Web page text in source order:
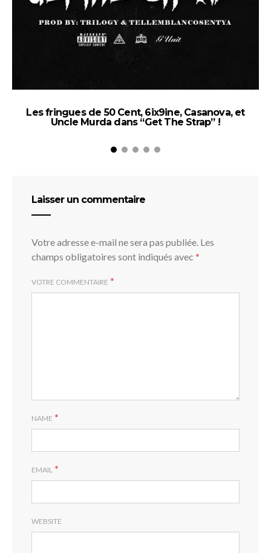
Les fringues de 50 Cent, 6ix9ine, Casanova, et
Uncle Murda dans “Get The Strap” !
Laisser un commentaire
Votre adresse e-mail ne sera pas publiée. Les
champs obligatoires sont indiqués avec *
VOTRE COMMENTAIRE *
NAME *
EMAIL *
WEBSITE